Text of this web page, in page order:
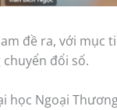
đề ra, với mục
đổi số.
học Ngoại